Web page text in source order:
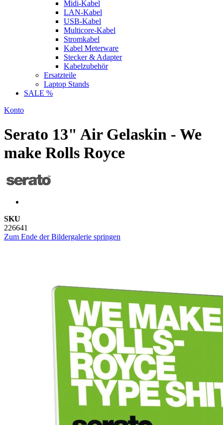
Midi-Kabel
LAN-Kabel
USB-Kabel
Multicore-Kabel
Stromkabel
Kabel Meterware
Stecker & Adapter
Kabelzubehör
Ersatzteile
Laptop Stands
SALE %
Konto
Serato 13" Air Gelaskin - We
make Rolls Royce
SKU
226641
Zum Ende der Bildergalerie springen